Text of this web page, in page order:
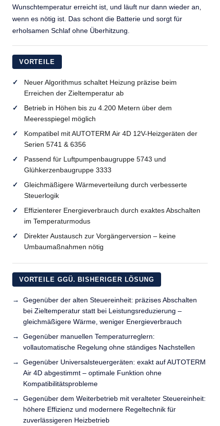
Wunschtemperatur erreicht ist, und läuft nur dann wieder an,
wenn es nötig ist. Das schont die Batterie und sorgt für
erholsamen Schlaf ohne Überhitzung.
VORTEILE
Neuer Algorithmus schaltet Heizung präzise beim
Erreichen der Zieltemperatur ab
Betrieb in Höhen bis zu 4.200 Metern über dem
Meeresspiegel möglich
Kompatibel mit AUTOTERM Air 4D 12V-Heizgeräten der
Serien 5741 & 6356
Passend für Luftpumpenbaugruppe 5743 und
Glühkerzenbaugruppe 3333
Gleichmäßigere Wärmeverteilung durch verbesserte
Steuerlogik
Effizienterer Energieverbrauch durch exaktes Abschalten
im Temperaturmodus
Direkter Austausch zur Vorgängerversion – keine
Umbaumaßnahmen nötig
VORTEILE GGÜ. BISHERIGER LÖSUNG
Gegenüber der alten Steuereinheit: präzises Abschalten
bei Zieltemperatur statt bei Leistungsreduzierung –
gleichmäßigere Wärme, weniger Energieverbrauch
Gegenüber manuellen Temperaturreglern:
vollautomatische Regelung ohne ständiges Nachstellen
Gegenüber Universalsteuergeräten: exakt auf AUTOTERM
Air 4D abgestimmt – optimale Funktion ohne
Kompatibilitätsprobleme
Gegenüber dem Weiterbetrieb mit veralteter Steuereinheit:
höhere Effizienz und modernere Regeltechnik für
zuverlässigeren Heizbetrieb